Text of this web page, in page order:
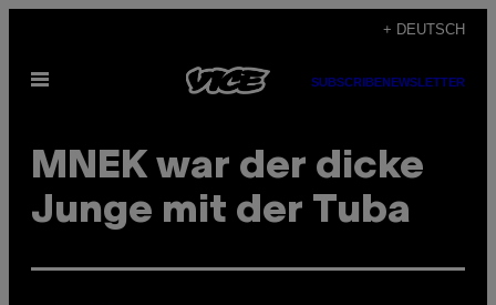
content
+ DEUTSCH
Open
SUBSCRIBENEWSLETTER
MNEK war der dicke
Junge mit der Tuba